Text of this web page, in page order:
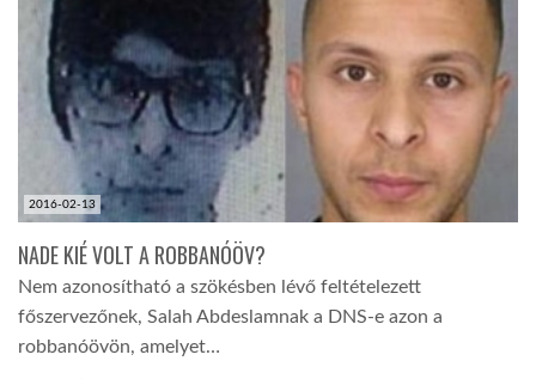
DOBRAVERO.HU
LATIMO.HU
GLOBOBOOK
2016-02-13
NADE KIÉ VOLT A ROBBANÓÖV?
Nem azonosítható a szökésben lévő feltételezett
főszervezőnek, Salah Abdeslamnak a DNS-e azon a
robbanóövön, amelyet…